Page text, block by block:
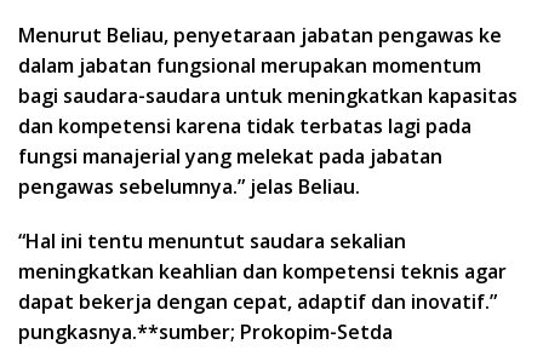
Menurut Beliau, penyetaraan jabatan pengawas ke
dalam jabatan fungsional merupakan momentum
bagi saudara-saudara untuk meningkatkan kapasitas
dan kompetensi karena tidak terbatas lagi pada
fungsi manajerial yang melekat pada jabatan
pengawas sebelumnya.” jelas Beliau.
“Hal ini tentu menuntut saudara sekalian
meningkatkan keahlian dan kompetensi teknis agar
dapat bekerja dengan cepat, adaptif dan inovatif.”
pungkasnya.**sumber; Prokopim-Setda